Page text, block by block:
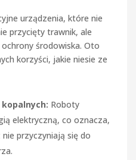
urządzenia, które nie
przycięty trawnik, ale
środowiska. Oto
korzyści, jakie niesie ze
Roboty
elektryczną, co oznacza,
przyczyniają się do